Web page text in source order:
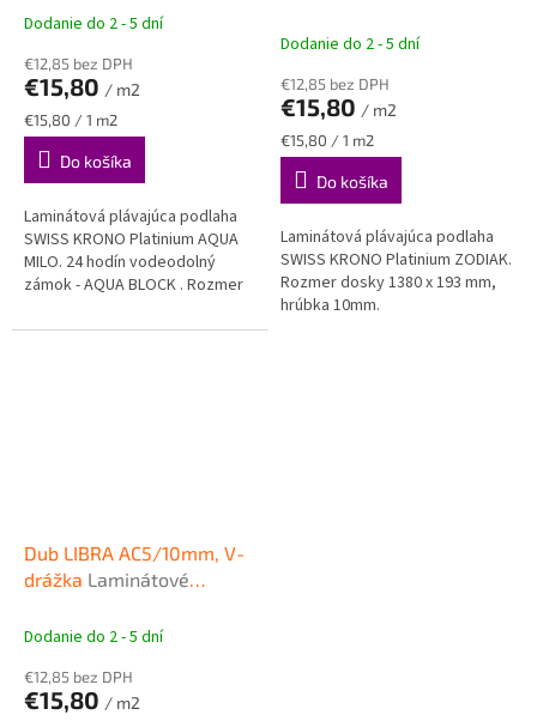
komerčná záťaž, hrúbka
Laminátová plávajúca
podlaha MILO AQUA
Priemerné
produktu
je
4,5
z
hviezdičiek.
Dodanie do 2 - 5 dní
€12,85 bez DPH
€15,80 / m2
Jednotková
cena:
€15,80 / 1 m2
Do košíka
Laminátová plávajúca podlaha
SWISS KRONO Platinium AQUA
MILO. 24 hodín vodeodolný
zámok - AQUA BLOCK . Rozmer
8mm.
KRONO PLATINIUM Zodiak
Dodanie do 2 - 5 dní
€12,85 bez DPH
€15,80 / m2
Jednotková
cena:
€15,80 / 1 m2
Do košíka
Laminátová plávajúca podlaha
SWISS KRONO Platinium ZODIAK.
Rozmer dosky 1380 x 193 mm,
hrúbka 10mm.
Dub LIBRA AC5/10mm, V-
drážka Laminátové
KRONO PLATINIUM Zodiak
Dodanie do 2 - 5 dní
€12,85 bez DPH
€15,80 / m2